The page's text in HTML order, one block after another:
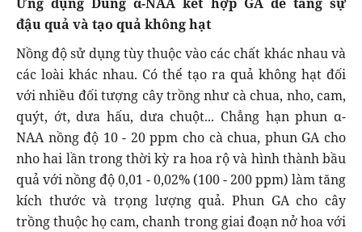
đậu quả và tạo quả không hạt
Nồng độ sử dụng tùy thuộc vào các chất khác nhau và
các loài khác nhau. Có thể tạo ra quả không hạt đối
với nhiều đối tượng cây trồng như cà chua, nho, cam,
quýt, ớt, dưa hấu, dưa chuột... Chẳng hạn phun α-
NAA nồng độ 10 - 20 ppm cho cà chua, phun GA cho
nho hai lần trong thời kỳ ra hoa rộ và hình thành bầu
quả với nồng độ 0,01 - 0,02% (100 - 200 ppm) làm tăng
kích thước và trọng lượng quả. Phun GA cho cây
trồng thuộc họ cam, chanh trong giai đoạn nở hoa với